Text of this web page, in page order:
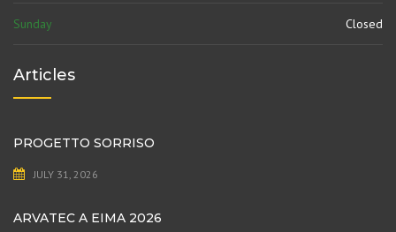
Sunday Closed
Articles
PROGETTO SORRISO
JULY 31, 2026
ARVATEC A EIMA 2026